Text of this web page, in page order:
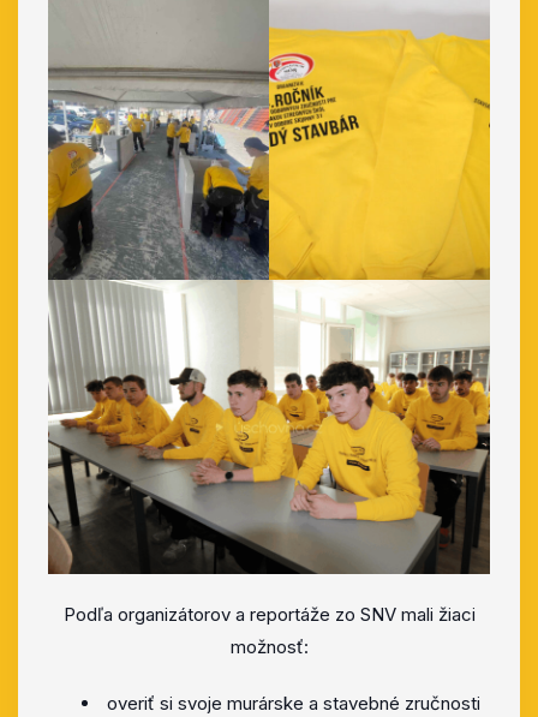
Podľa organizátorov a reportáže zo SNV mali žiaci
možnosť:
overiť si svoje murárske a stavebné zručnosti